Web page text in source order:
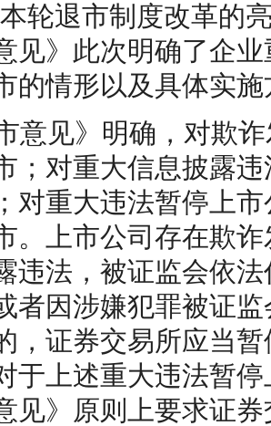
轮退市制度改革的
见》此次明确了企
的情形以及具体实施
意见》明确，对欺诈
；对重大信息披露
对重大违法暂停上
。上市公司存在欺
违法，被证监会依
者因涉嫌犯罪被证
，证券交易所应当
于上述重大违法暂
见》原则上要求证